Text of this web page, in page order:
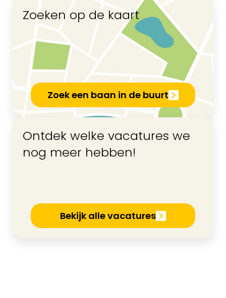
Zoeken op de kaart
Zoek een baan in de buurt
Ontdek welke vacatures we
nog meer hebben!
Bekijk alle vacatures